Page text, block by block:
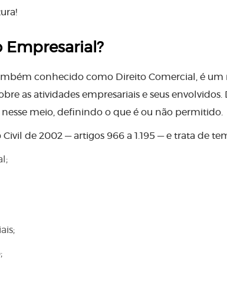
Empresarial?
conhecido como Direito Comercial, é
as atividades empresariais e seus
meio, definindo o que é ou não permitido.
de 2002 — artigos 966 a 1.195 — e trata de